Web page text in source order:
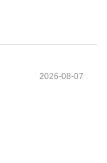
2026-08-07